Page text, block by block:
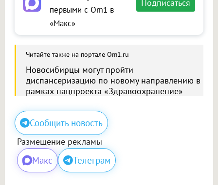
первыми с Om1 в
«Макс»
Подписаться
Читайте также на портале Om1.ru
Новосибирцы могут пройти
диспансеризацию по новому направлению в
рамках нацпроекта «Здравоохранение»
Сообщить новость
Размещение рекламы
Макс Телеграм